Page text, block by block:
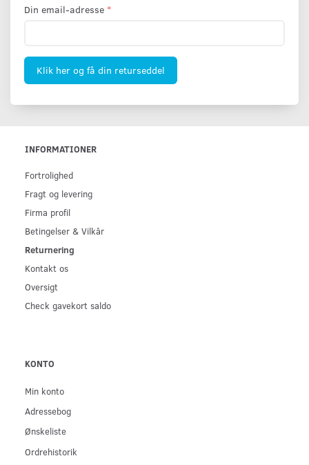
Din email-adresse
Klik her og få din returseddel
INFORMATIONER
Fortrolighed
Fragt og levering
Firma profil
Betingelser & Vilkår
Returnering
Kontakt os
Oversigt
Check gavekort saldo
KONTO
Min konto
Adressebog
Ønskeliste
Ordrehistorik